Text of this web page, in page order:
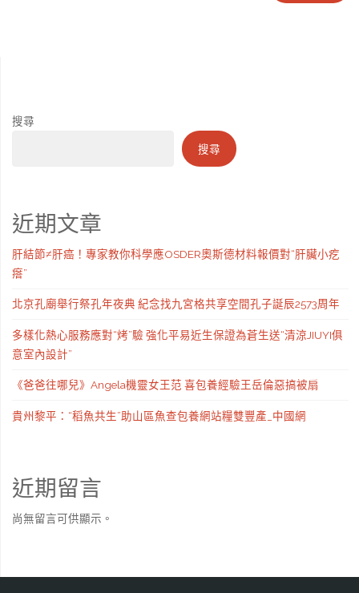
搜尋
搜尋
近期文章
肝結節≠肝癌！專家教你科學應OSDER奧斯德材料報價對“肝臟小疙
瘩”
北京孔廟舉行祭孔年夜典 紀念找九宮格共享空間孔子誕辰2573周年
多樣化熱心服務應對“烤”驗 強化平易近生保證為蒼生送“清涼JIUYI俱
意室內設計”
《爸爸往哪兒》Angela機靈女王范 喜包養經驗王岳倫惡搞被扇
貴州黎平：“稻魚共生”助山區魚查包養網站糧雙豐產_中國網
近期留言
尚無留言可供顯示。